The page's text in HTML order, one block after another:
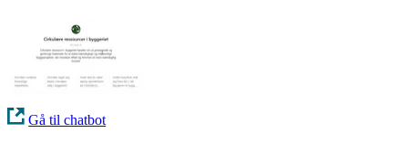
Gå til chatbot